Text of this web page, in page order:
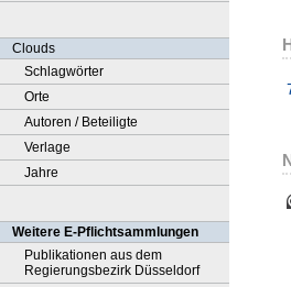
Clouds
Schlagwörter
Orte
Autoren / Beteiligte
Verlage
Jahre
Weitere E-Pflichtsammlungen
Publikationen aus dem
Regierungsbezirk Düsseldorf